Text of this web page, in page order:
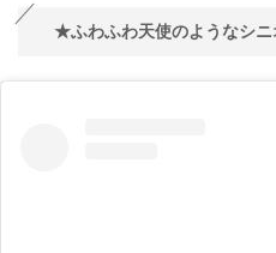
★ふわふわ天使のようなシニ